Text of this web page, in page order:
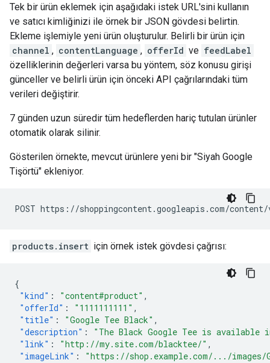
Tek bir ürün eklemek için aşağıdaki istek URL'sini kullanın
ve satıcı kimliğinizi ile örnek bir JSON gövdesi belirtin.
Ekleme işlemiyle yeni ürün oluşturulur. Belirli bir ürün için
channel , contentLanguage , offerId ve feedLabel
özelliklerinin değerleri varsa bu yöntem, söz konusu girişi
günceller ve belirli ürün için önceki API çağrılarındaki tüm
verileri değiştirir.
7 günden uzun süredir tüm hedeflerden hariç tutulan ürünler
otomatik olarak silinir.
Gösterilen örnekte, mevcut ürünlere yeni bir "Siyah Google
Tişörtü" ekleniyor.
products.insert için örnek istek gövdesi çağrısı:
{
"kind" : "content#product" ,
"offerId" : "1111111111" ,
"title" : "Google Tee Black" ,
"description" :
"The Black Google Tee is
"link" : "http://my.site.com/blacktee/" ,
"imageLink" :
"https://shop.example.com/.../images/